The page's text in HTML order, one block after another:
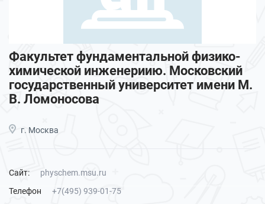
Факультет фундаментальной физико-
химической инженериию. Московский
государственный университет имени М.
В. Ломоносова
г. Москва
Сайт:
physchem.msu.ru
Телефон
+7(495) 939-01-75